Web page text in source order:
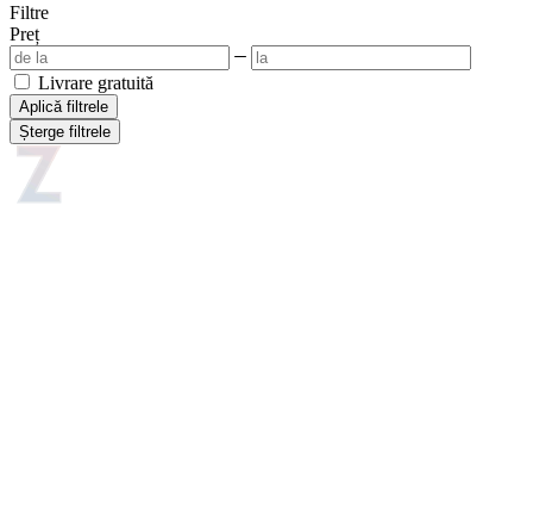
Filtre
Preț
Livrare gratuită
Aplică filtrele
Șterge filtrele